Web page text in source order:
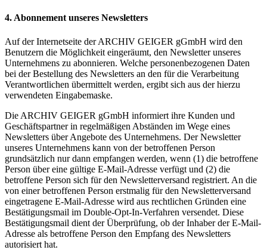
4. Abonnement unseres Newsletters
Auf der Internetseite der ARCHIV GEIGER gGmbH wird den
Benutzern die Möglichkeit eingeräumt, den Newsletter unseres
Unternehmens zu abonnieren. Welche personenbezogenen Daten
bei der Bestellung des Newsletters an den für die Verarbeitung
Verantwortlichen übermittelt werden, ergibt sich aus der hierzu
verwendeten Eingabemaske.
Die ARCHIV GEIGER gGmbH informiert ihre Kunden und
Geschäftspartner in regelmäßigen Abständen im Wege eines
Newsletters über Angebote des Unternehmens. Der Newsletter
unseres Unternehmens kann von der betroffenen Person
grundsätzlich nur dann empfangen werden, wenn (1) die betroffene
Person über eine gültige E-Mail-Adresse verfügt und (2) die
betroffene Person sich für den Newsletterversand registriert. An die
von einer betroffenen Person erstmalig für den Newsletterversand
eingetragene E-Mail-Adresse wird aus rechtlichen Gründen eine
Bestätigungsmail im Double-Opt-In-Verfahren versendet. Diese
Bestätigungsmail dient der Überprüfung, ob der Inhaber der E-Mail-
Adresse als betroffene Person den Empfang des Newsletters
autorisiert hat.